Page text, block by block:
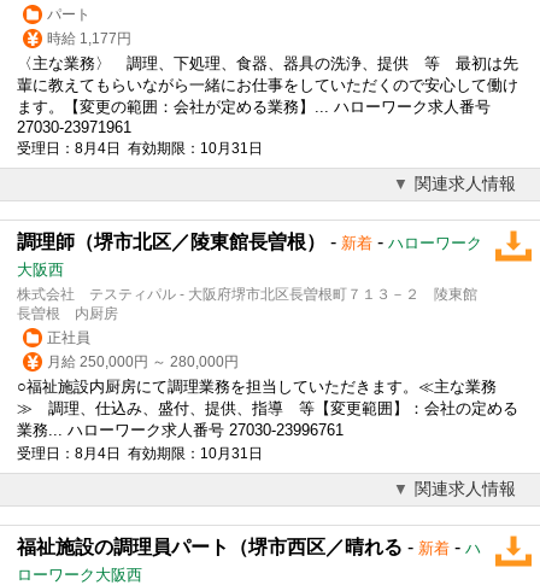
パート
時給 1,177円
〈主な業務〉 調理、下処理、食器、器具の洗浄、提供 等 最初は先
輩に教えてもらいながら一緒にお仕事をしていただくので安心して働け
ます。【変更の範囲：会社が定める業務】... ハローワーク求人番号
27030-23971961
受理日：8月4日 有効期限：10月31日
関連求人情報
調理師（堺市北区／陵東館長曽根） - 新着 - ハローワーク
大阪西
株式会社 テスティパル - 大阪府堺市北区長曽根町７１３－２ 陵東館
長曽根 内厨房
正社員
月給 250,000円 ～ 280,000円
○福祉施設内厨房にて調理業務を担当していただきます。≪主な業務
≫ 調理、仕込み、盛付、提供、指導 等【変更範囲】：会社の定める
業務... ハローワーク求人番号 27030-23996761
受理日：8月4日 有効期限：10月31日
関連求人情報
福祉施設の調理員パート（堺市西区／晴れる - 新着 - ハ
ローワーク大阪西